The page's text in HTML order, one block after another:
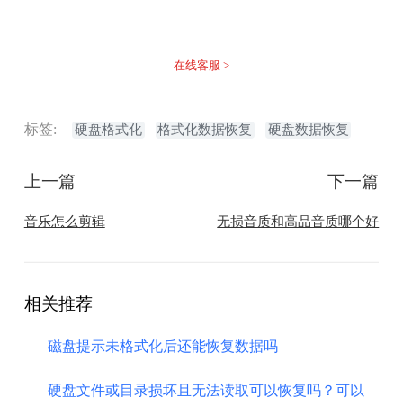
在线客服 >
标签: 硬盘格式化 格式化数据恢复 硬盘数据恢复
上一篇
音乐怎么剪辑
下一篇
无损音质和高品音质哪个好
相关推荐
磁盘提示未格式化后还能恢复数据吗
硬盘文件或目录损坏且无法读取可以恢复吗？可以